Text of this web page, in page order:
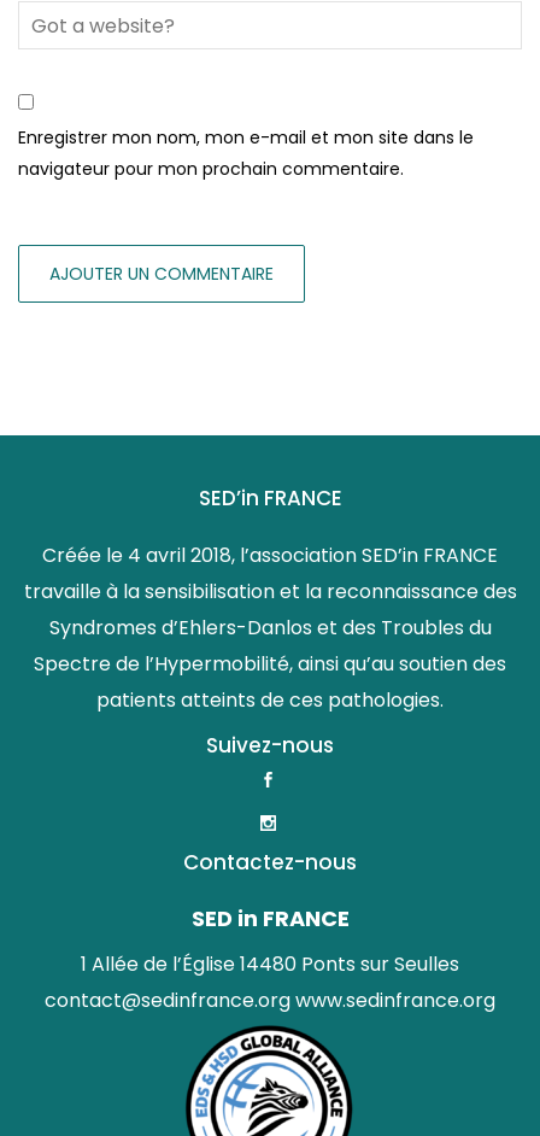
Enregistrer mon nom, mon e-mail et mon site dans le
navigateur pour mon prochain commentaire.
SED’in FRANCE
Créée le 4 avril 2018, l’association SED’in FRANCE
travaille à la sensibilisation et la reconnaissance des
Syndromes d’Ehlers-Danlos et des Troubles du
Spectre de l’Hypermobilité, ainsi qu’au soutien des
patients atteints de ces pathologies.
Suivez-nous
Contactez-nous
SED in FRANCE
1 Allée de l’Église 14480 Ponts sur Seulles
contact@sedinfrance.orgwww.sedinfrance.org